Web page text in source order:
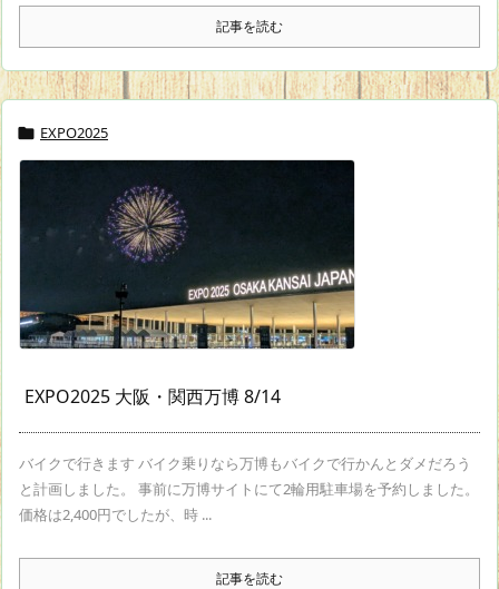
記事を読む
 EXPO2025
EXPO2025 大阪・関西万博 8/14
バイクで行きます バイク乗りなら万博もバイクで行かんとダメだろう
と計画しました。 事前に万博サイトにて2輪用駐車場を予約しました。
価格は2,400円でしたが、時 ...
記事を読む